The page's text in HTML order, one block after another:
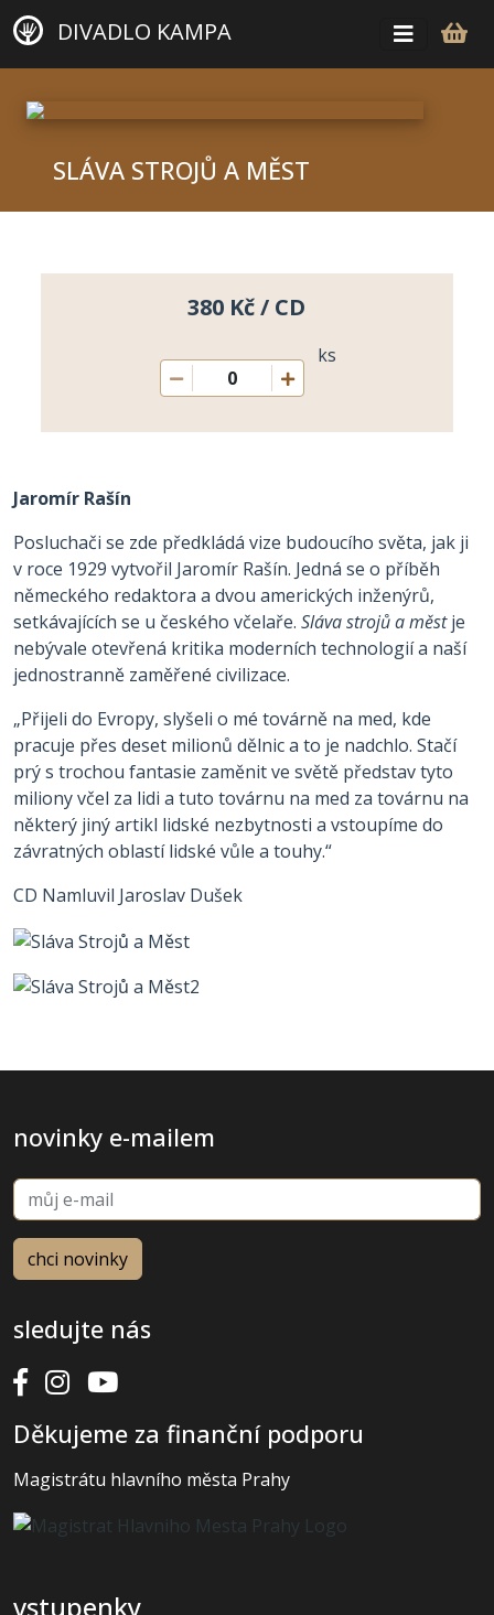
DIVADLO KAMPA
SLÁVA STROJŮ A MĚST
380 Kč / CD
0
ks
Jaromír Rašín
Posluchači se zde předkládá vize budoucího světa, jak ji
v roce 1929 vytvořil Jaromír Rašín. Jedná se o příběh
německého redaktora a dvou amerických inženýrů,
setkávajících se u českého včelaře. Sláva strojů a městje
nebývale otevřená kritika moderních technologií a naší
jednostranně zaměřené civilizace.
„Přijeli do Evropy, slyšeli o mé továrně na med, kde
pracuje přes deset milionů dělnic a to je nadchlo. Stačí
prý s trochou fantasie zaměnit ve světě představ tyto
miliony včel za lidi a tuto továrnu na med za továrnu na
některý jiný artikl lidské nezbytnosti a vstoupíme do
závratných oblastí lidské vůle a touhy.“
CD Namluvil Jaroslav Dušek
novinky e-mailem
sledujte nás
Děkujeme za finanční podporu
Magistrátu hlavního města Prahy
vstupenky